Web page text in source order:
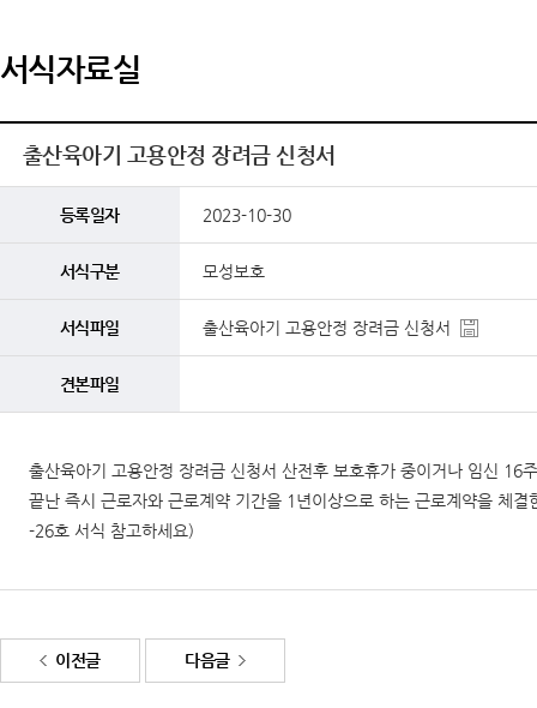
서식자료실
출산육아기 고용안정 장려금 신청서
등록일자 2023-10-30
서식구분 모성보호
서식파일 출산육아기 고용안정 장려금 신청서
견본파일
출산육아기 고용안정 장려금 신청서 산전후 보호휴가 중이거나 임신 16
끝난 즉시 근로자와 근로계약 기간을 1년이상으로 하는 근로계약을 체
-26호 서식 참고하세요)
이전글 다음글